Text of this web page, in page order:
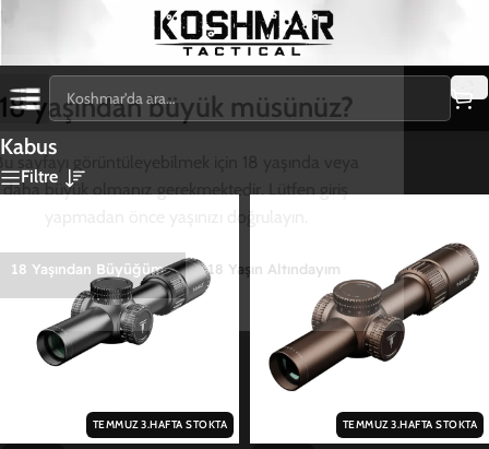
18 yaşından büyük müsünüz?
daha büyük olmanız gerekmektedir. Lütfen giriş
18 Yaşından Büyüğüm 18 Yaşın Altındayım
Kabus
Filtre
TEMMUZ 3.HAFTA STOKTA TEMMUZ 3.HAFTA STOKTA